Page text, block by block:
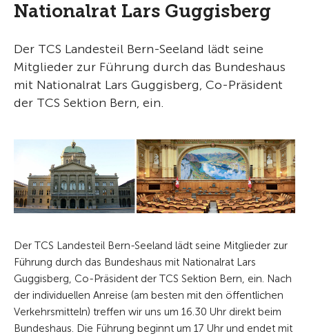
Nationalrat Lars Guggisberg
Der TCS Landesteil Bern-Seeland lädt seine
Mitglieder zur Führung durch das Bundeshaus
mit Nationalrat Lars Guggisberg, Co-Präsident
der TCS Sektion Bern, ein.
Der TCS Landesteil Bern-Seeland lädt seine Mitglieder zur
Führung durch das Bundeshaus mit Nationalrat Lars
Guggisberg, Co-Präsident der TCS Sektion Bern, ein. Nach
der individuellen Anreise (am besten mit den öffentlichen
Verkehrsmitteln) treffen wir uns um 16.30 Uhr direkt beim
Bundeshaus. Die Führung beginnt um 17 Uhr und endet mit